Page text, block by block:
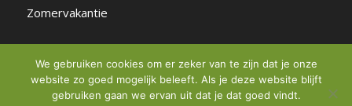
Zomervakantie
We gebruiken cookies om er zeker van te zijn dat je onze
website zo goed mogelijk beleeft. Als je deze website blijft
gebruiken gaan we ervan uit dat je dat goed vindt.